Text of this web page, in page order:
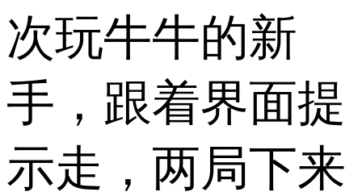
次玩牛牛的新
手，跟着界面提
示走，两局下来